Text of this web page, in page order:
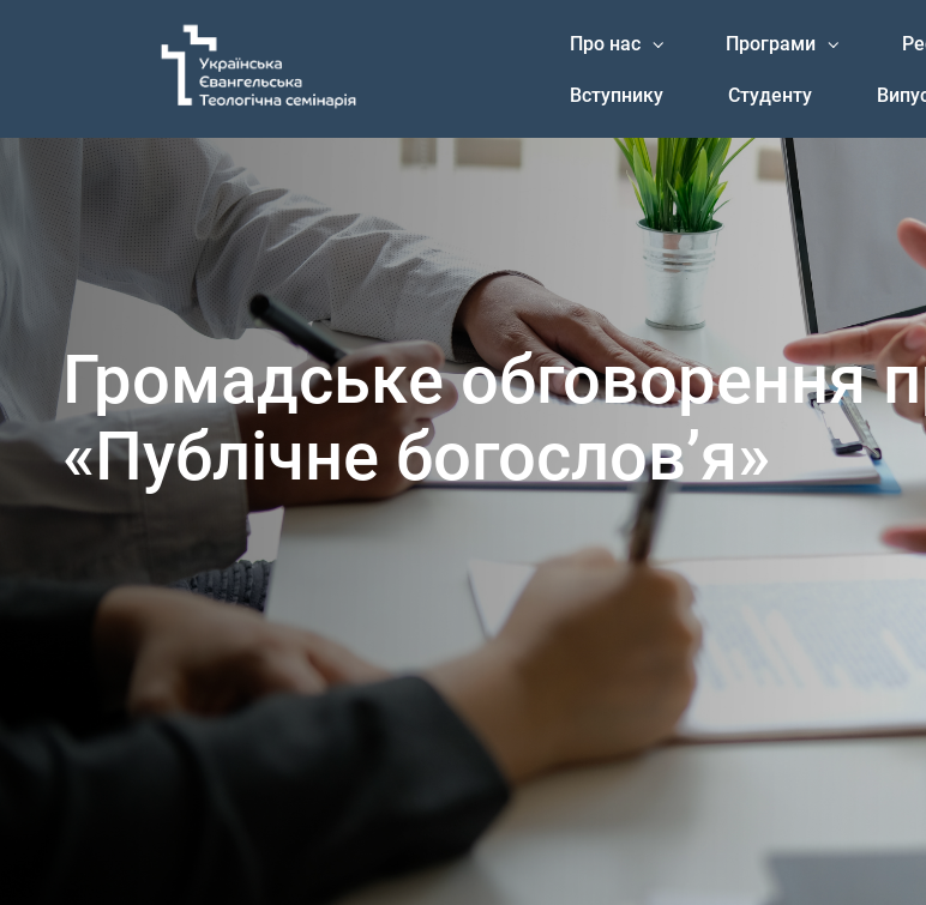
Про нас Програми
Вступнику Студенту
Громадське обговорення
«Публічне богословʼя»